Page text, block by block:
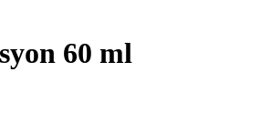
60 ml